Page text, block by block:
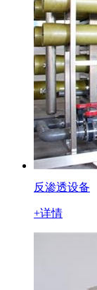
反渗透设备
+详情